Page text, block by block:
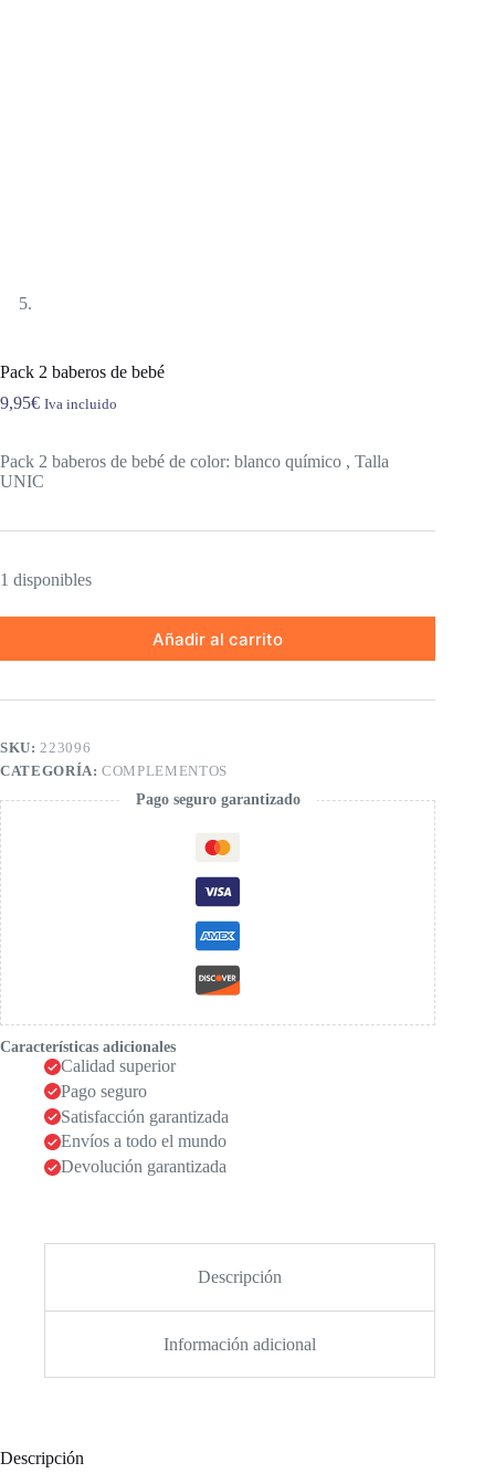
Pack 2 baberos de bebé
9,95€ Iva incluido
Pack 2 baberos de bebé de color: blanco químico , Talla
UNIC
1 disponibles
Añadir al carrito
SKU:223096
CATEGORÍA:COMPLEMENTOS
Pago seguro garantizado
Características adicionales
Calidad superior
Pago seguro
Satisfacción garantizada
Envíos a todo el mundo
Devolución garantizada
Descripción
Información adicional
Descripción